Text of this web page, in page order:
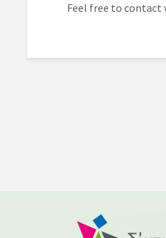
Feel free to